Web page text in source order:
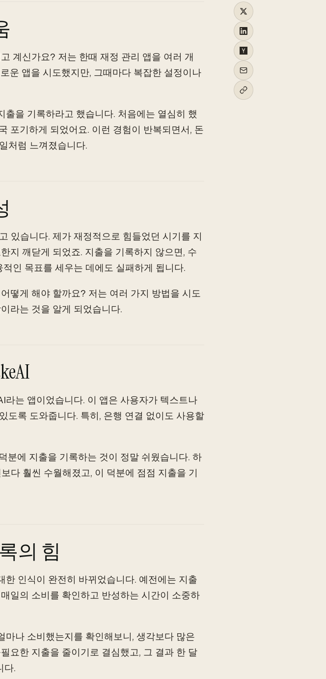
계신가요? 저는 한때 재정 관리 앱을 여러 개
운 앱을 시도했지만, 그때마다 복잡한 설정이나
출을 기록하라고 했습니다. 처음에는 열심히 했
포기하게 되었어요. 이런 경험이 반복되면서, 돈
처럼 느껴졌습니다.
있습니다. 제가 재정적으로 힘들었던 시기를 지
지 깨닫게 되었죠. 지출을 기록하지 않으면, 수
인 목표를 세우는 데에도 실패하게 됩니다.
떻게 해야 할까요? 저는 여러 가지 방법을 시도
라는 것을 알게 되었습니다.
는 앱이었습니다. 이 앱은 사용자가 텍스트나
도록 도와줍니다. 특히, 은행 연결 없이도 사용할
분에 지출을 기록하는 것이 정말 쉬웠습니다. 하
다 훨씬 수월해졌고, 이 덕분에 점점 지출을 기
의 힘
인식이 완전히 바뀌었습니다. 예전에는 지출
일의 소비를 확인하고 반성하는 시간이 소중하
마나 소비했는지를 확인해보니, 생각보다 많은
요한 지출을 줄이기로 결심했고, 그 결과 한 달
다.